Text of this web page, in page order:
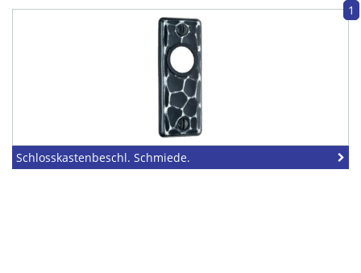
1
Schlosskastenbeschl. Schmiede.